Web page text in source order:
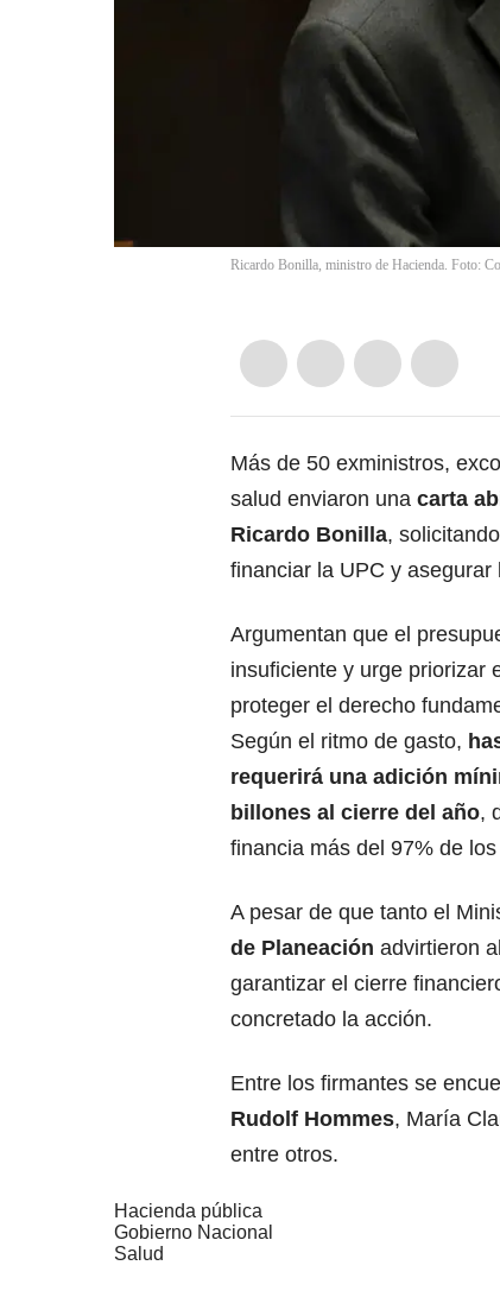
Ricardo Bonilla, ministro de Hacienda. Foto:
Más de 50 exministros,
salud enviaron una carta
Ricardo Bonilla,
financiar la UPC y
Argumentan que el
insuficiente y urge priorizar
proteger el derecho
Según el ritmo de gasto,
requerirá una adición
billones al cierre del año,
financia más del 97% de
A pesar de que tanto el
de Planeación advirtieron al
garantizar el cierre
concretado la acción.
Entre los firmantes se
Rudolf Hommes, María
entre otros.
Hacienda pública
Gobierno Nacional
Salud